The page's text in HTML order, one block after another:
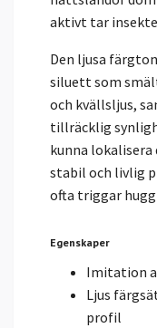
aktivt tar
Den ljusa
siluett som
och kvällsljus,
tillräcklig
kunna
stabil och livlig
ofta triggar
Egenskaper
Imitation
Ljus
profil